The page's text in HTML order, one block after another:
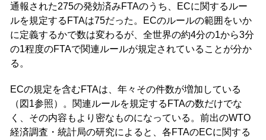
通報された275の発効済みFTAのうち、ECに関するルー
ルを規定するFTAは75だった。ECのルールの範囲をいか
に定義するかで数は変わるが、全世界の約4分の1から3分
の1程度のFTAで関連ルールが規定されていることが分か
る。
ECの規定を含むFTAは、年々その件数が増加している
（図1参照）。関連ルールを規定するFTAの数だけでな
く、その内容もより密なものになっている。前出のWTO
経済調査・統計局の研究によると、各FTAのECに関する